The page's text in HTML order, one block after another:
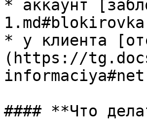
* аккаунт
* у клиента
(https://
#### **Что